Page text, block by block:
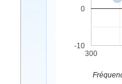
300
-10
0